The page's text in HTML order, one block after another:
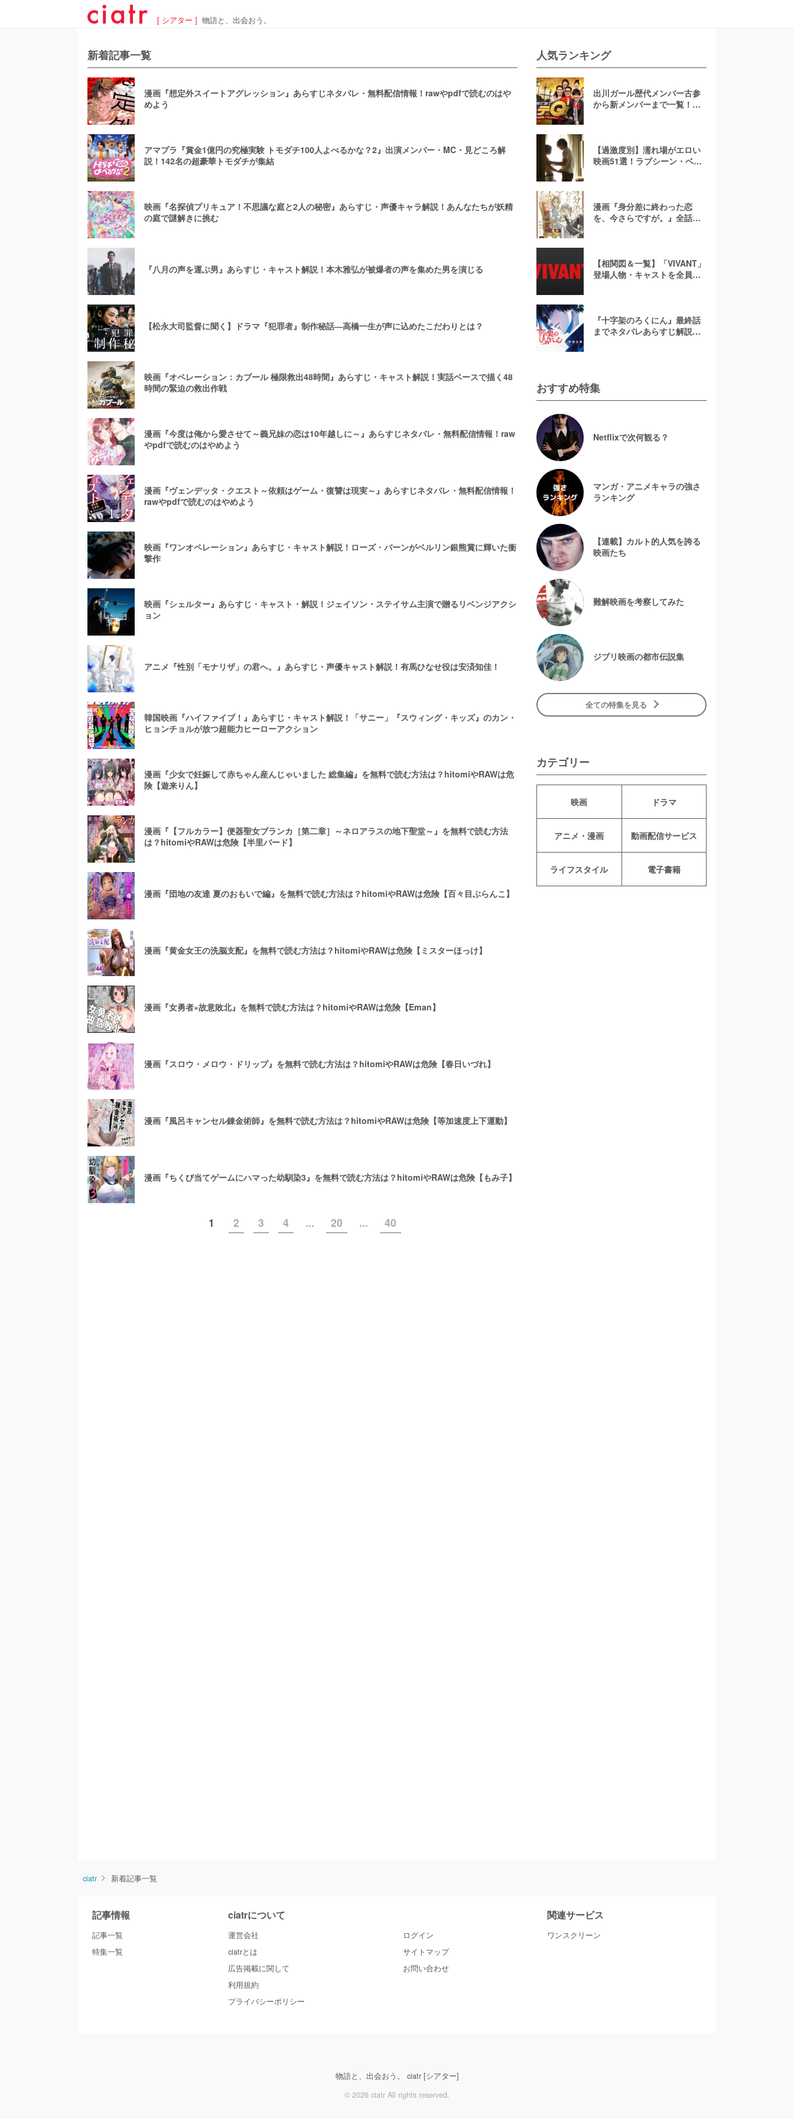
[ シアター ] 物語と、出会おう。
新着記事一覧
漫画『想定外スイートアグレッション』あらすじネタバレ・無料配信情報！rawやpdfで読むのはや
めよう
アマプラ『賞金1億円の究極実験 トモダチ100人よべるかな？2』出演メンバー・MC・見どころ解
説！142名の超豪華トモダチが集結
映画『名探偵プリキュア！不思議な庭と2人の秘密』あらすじ・声優キャラ解説！あんなたちが妖精
の庭で謎解きに挑む
『八月の声を運ぶ男』あらすじ・キャスト解説！本木雅弘が被爆者の声を集めた男を演じる
【松永大司監督に聞く】ドラマ『犯罪者』制作秘話―高橋一生が声に込めたこだわりとは？
映画『オペレーション：カブール 極限救出48時間』あらすじ・キャスト解説！実話ベースで描く48
時間の緊迫の救出作戦
漫画『今度は俺から愛させて～義兄妹の恋は10年越しに～』あらすじネタバレ・無料配信情報！raw
やpdfで読むのはやめよう
漫画『ヴェンデッタ・クエスト～依頼はゲーム・復讐は現実～』あらすじネタバレ・無料配信情報！
rawやpdfで読むのはやめよう
映画『ワンオペレーション』あらすじ・キャスト解説！ローズ・バーンがベルリン銀熊賞に輝いた衝
撃作
映画『シェルター』あらすじ・キャスト・解説！ジェイソン・ステイサム主演で贈るリベンジアクシ
ョン
アニメ『性別「モナリザ」の君へ。』あらすじ・声優キャスト解説！有馬ひなせ役は安済知佳！
韓国映画『ハイファイブ！』あらすじ・キャスト解説！「サニー」『スウィング・キッズ』のカン・
ヒョンチョルが放つ超能力ヒーローアクション
漫画『少女で妊娠して赤ちゃん産んじゃいました 総集編』を無料で読む方法は？hitomiやRAWは危
険【遊来りん】
漫画『【フルカラー】便器聖女ブランカ［第二章］～ネロアラスの地下聖堂～』を無料で読む方法
は？hitomiやRAWは危険【半里バード】
漫画『団地の友達 夏のおもいで編』を無料で読む方法は？hitomiやRAWは危険【百々目ぶらんこ】
漫画『黄金女王の洗脳支配』を無料で読む方法は？hitomiやRAWは危険【ミスターほっけ】
漫画『女勇者×故意敗北』を無料で読む方法は？hitomiやRAWは危険【Eman】
漫画『スロウ・メロウ・ドリップ』を無料で読む方法は？hitomiやRAWは危険【春日いづれ】
漫画『風呂キャンセル錬金術師』を無料で読む方法は？hitomiやRAWは危険【等加速度上下運動】
漫画『ちくび当てゲームにハマった幼馴染3』を無料で読む方法は？hitomiやRAWは危険【もみ子】
1 2 3 4 ... 20 ... 40
人気ランキング
出川ガール歴代メンバー古参
から新メンバーまで一覧！現
【過激度別】濡れ場がエロい
映画51選！ラブシーン・ベッ
漫画『身分差に終わった恋
を、今さらですが。』全話ネ
【相関図＆一覧】「VIVANT」
登場人物・キャストを全員総
『十字架のろくにん』最終話
までネタバレあらすじ解説！
おすすめ特集
Netflixで次何観る？
マンガ・アニメキャラの強さ
ランキング
【連載】カルト的人気を誇る
映画たち
難解映画を考察してみた
ジブリ映画の都市伝説集
全ての特集を見る
カテゴリー
映画 ドラマ
アニメ・漫画 動画配信サービス
ライフスタイル 電子書籍
ciatr 新着記事一覧
記事情報
記事一覧
特集一覧
ciatrについて
運営会社
ciatrとは
広告掲載に関して
利用規約
プライバシーポリシー
ログイン
サイトマップ
お問い合わせ
関連サービス
ワンスクリーン
物語と、出会おう。 ciatr [シアター]
© 2026 ciatr All rights reserved.